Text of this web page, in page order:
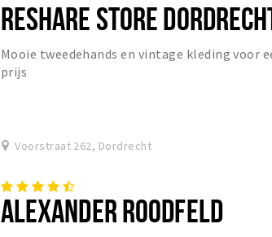
RESHARE STORE
Mooie tweedehands en vintage kleding voor
prijs
Voorstraat 262, Dordrecht
ALEXANDER ROODFELD